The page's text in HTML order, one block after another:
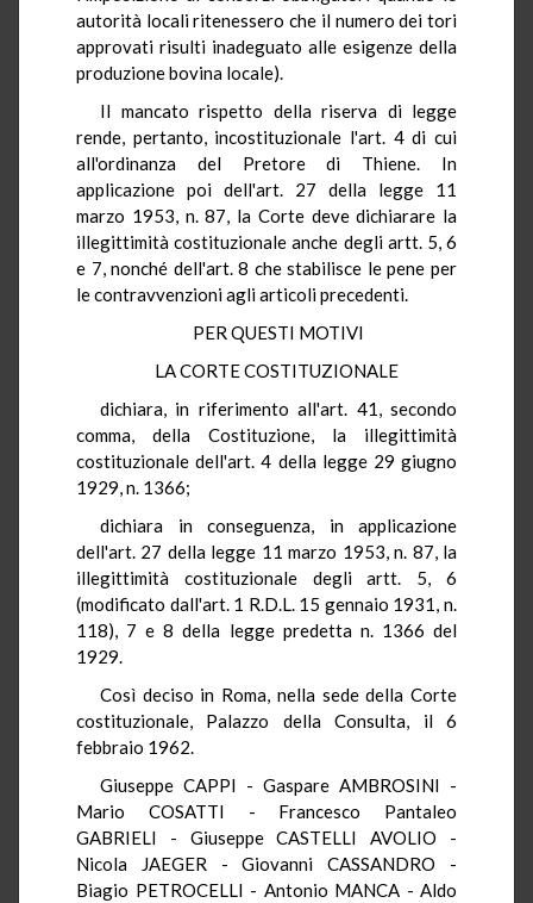
autorità locali ritenessero che il numero dei tori
approvati risulti inadeguato alle esigenze della
produzione bovina locale).
Il mancato rispetto della riserva di legge
rende, pertanto, incostituzionale l'art. 4 di cui
all'ordinanza del Pretore di Thiene. In
applicazione poi dell'art. 27 della legge 11
marzo 1953, n. 87, la Corte deve dichiarare la
illegittimità costituzionale anche degli artt. 5, 6
e 7, nonché dell'art. 8 che stabilisce le pene per
le contravvenzioni agli articoli precedenti.
PER QUESTI MOTIVI
LA CORTE COSTITUZIONALE
dichiara, in riferimento all'art. 41, secondo
comma, della Costituzione, la illegittimità
costituzionale dell'art. 4 della legge 29 giugno
1929, n. 1366;
dichiara in conseguenza, in applicazione
dell'art. 27 della legge 11 marzo 1953, n. 87, la
illegittimità costituzionale degli artt. 5, 6
(modificato dall'art. 1 R.D.L. 15 gennaio 1931, n.
118), 7 e 8 della legge predetta n. 1366 del
1929.
Così deciso in Roma, nella sede della Corte
costituzionale, Palazzo della Consulta, il 6
febbraio 1962.
Giuseppe CAPPI - Gaspare AMBROSINI -
Mario COSATTI - Francesco Pantaleo
GABRIELI - Giuseppe CASTELLI AVOLIO -
Nicola JAEGER - Giovanni CASSANDRO -
Biagio PETROCELLI - Antonio MANCA - Aldo